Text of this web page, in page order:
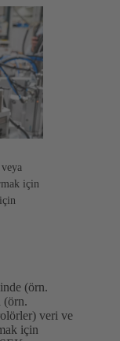
için
(örn.
(örn.
veri ve
için